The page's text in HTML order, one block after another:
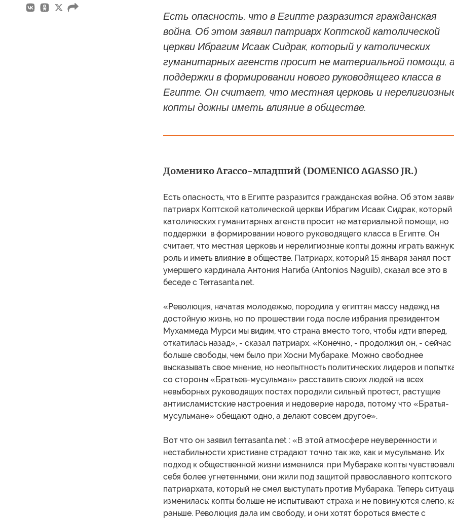
Есть опасность, что в Египте разразится гражданская
война. Об этом заявил патриарх Коптской католической
церкви Ибрагим Исаак Сидрак, который у католических
гуманитарных агенств просит не материальной помощи,
поддержки в формировании нового руководящего класса в
Египте. Он считает, что местная церковь и
копты дожны иметь влияние в обществе.
Доменико Агассо-младший (DOMENICO AGASSO JR.)
Есть опасность, что в Египте разразится гражданская война. Об этом
патриарх Коптской католической церкви Ибрагим Исаак Сидрак, который
католических гуманитарных агенств просит не материальной помощи, но
поддержки в формировании нового руководящего класса в Египте. Он
считает, что местная церковь и нерелигиозные копты дожны играть
роль и иметь влияние в обществе. Патриарх, который 15 января занял пост
умершего кардинала Антония Нагиба (Antonios Naguib), сказал все это в
беседе с Terrasanta.net.
«Революция, начатая молодежью, породила у египтян массу надежд на
достойную жизнь, но по прошествии года после избрания президентом
Мухаммеда Мурси мы видим, что страна вместо того, чтобы идти вперед,
откатилась назад», - сказал патриарх. «Конечно, - продолжил он, - сейчас
больше свободы, чем было при Хосни Мубараке. Можно свободнее
высказывать свое мнение, но неопытность политических лидеров и
со стороны «Братьев-мусульман» расставить своих людей на всех
невыборных руководящих постах породили сильный протест, растущие
антиисламистские настроения и недоверие народа, потому что «Братья-
мусульмане» обещают одно, а делают совсем другое».
Вот что он заявил terrasanta.net : «В этой атмосфере неуверенности и
нестабильности христиане страдают точно так же, как и мусульмане. Их
подход к общественной жизни изменился: при Мубараке копты
себя более угнетенными, они жили под защитой православного коптского
патриархата, который не смел выступать против Мубарака. Теперь
изменилась: копты больше не испытывают страха и не повинуются слепо,
раньше. Революция дала им свободу, и они хотят бороться вместе с